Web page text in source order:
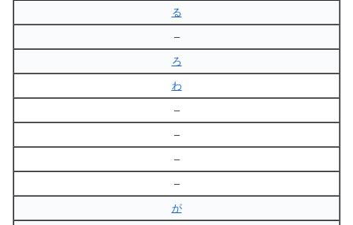
る
–
ろ
わ
–
–
–
–
が